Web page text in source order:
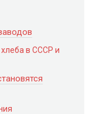
в СССР и